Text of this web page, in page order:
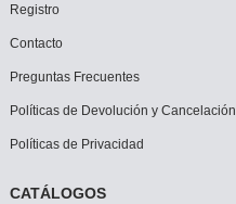
Registro
Contacto
Preguntas Frecuentes
Políticas de Devolución y Cancelación
Políticas de Privacidad
CATÁLOGOS